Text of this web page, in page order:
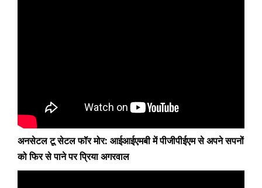
अनसेटल टू सेटल फॉर मोर: आईआईएमबी में पीजीपीईएम से अपने सपनों
को फिर से पाने पर प्रिया अगरवाल